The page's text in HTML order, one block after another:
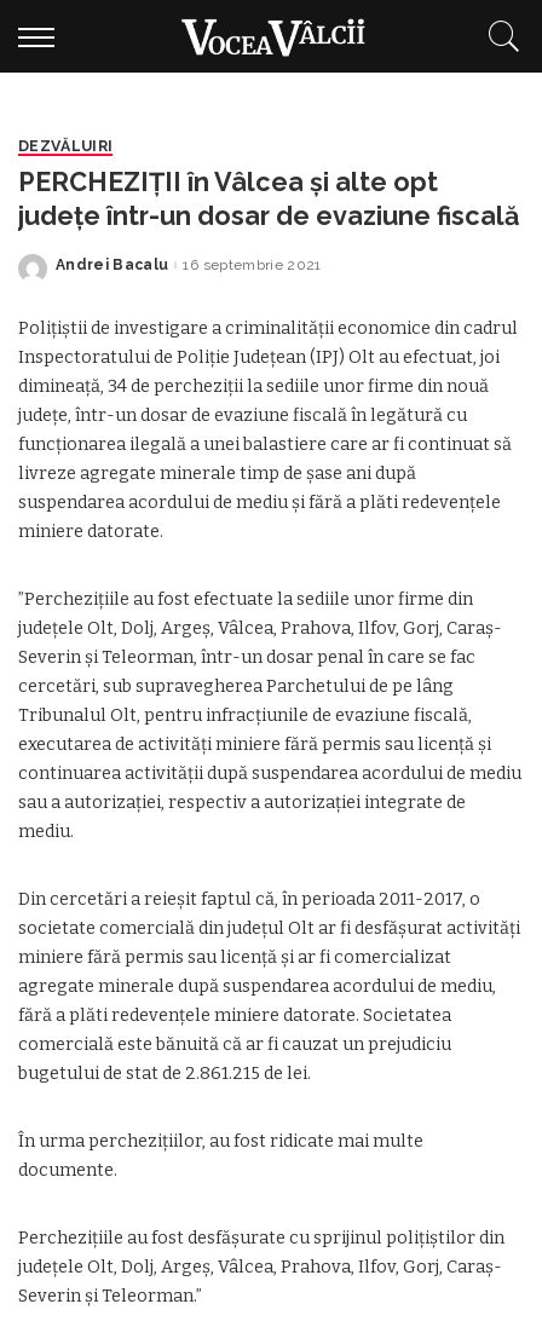
DEZVĂLUIRI
PERCHEZIȚII în Vâlcea și alte opt
județe într-un dosar de evaziune fiscală
Posted
Andrei Bacalu 16 septembrie 2021
Poliţiştii de investigare a criminalităţii economice din cadrul
Inspectoratului de Poliţie Judeţean (IPJ) Olt au efectuat, joi
dimineaţă, 34 de percheziţii la sediile unor firme din nouă
judeţe, într-un dosar de evaziune fiscală în legătură cu
funcţionarea ilegală a unei balastiere care ar fi continuat să
livreze agregate minerale timp de şase ani după
suspendarea acordului de mediu şi fără a plăti redevenţele
miniere datorate.
”Percheziţiile au fost efectuate la sediile unor firme din
judeţele Olt, Dolj, Argeş, Vâlcea, Prahova, Ilfov, Gorj, Caraş-
Severin şi Teleorman, într-un dosar penal în care se fac
cercetări, sub supravegherea Parchetului de pe lâng
Tribunalul Olt, pentru infracţiunile de evaziune fiscală,
executarea de activităţi miniere fără permis sau licenţă şi
continuarea activităţii după suspendarea acordului de mediu
sau a autorizaţiei, respectiv a autorizaţiei integrate de
mediu.
Din cercetări a reieşit faptul că, în perioada 2011-2017, o
societate comercială din judeţul Olt ar fi desfăşurat activităţi
miniere fără permis sau licenţă şi ar fi comercializat
agregate minerale după suspendarea acordului de mediu,
fără a plăti redevenţele miniere datorate. Societatea
comercială este bănuită că ar fi cauzat un prejudiciu
bugetului de stat de 2.861.215 de lei.
În urma percheziţiilor, au fost ridicate mai multe
documente.
Percheziţiile au fost desfăşurate cu sprijinul poliţiştilor din
judeţele Olt, Dolj, Argeş, Vâlcea, Prahova, Ilfov, Gorj, Caraş-
Severin şi Teleorman.”